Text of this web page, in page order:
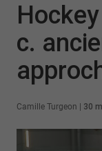
c.
Camille Turgeon 30